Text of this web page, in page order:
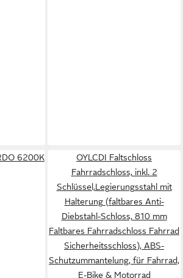
6200K
OYLCDI Faltschloss
Fahrradschloss, inkl. 2
Schlüssel,Legierungsstahl mit
Halterung (faltbares Anti-
Diebstahl-Schloss, 810 mm
Faltbares Fahrradschloss Fahrrad
Sicherheitsschloss), ABS-
Schutzummantelung, für Fahrrad,
E-Bike & Motorrad